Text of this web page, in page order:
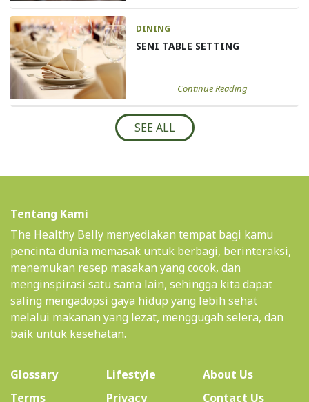
DINING
SENI TABLE SETTING
Continue Reading
SEE ALL
Tentang Kami
The Healthy Belly menyediakan tempat bagi kamu
pencinta dunia memasak untuk berbagi, berinteraksi,
menemukan resep masakan yang cocok, dan
menginspirasi satu sama lain, sehingga kita dapat
saling mengadopsi gaya hidup yang lebih sehat
melalui makanan yang lezat, menggugah selera, dan
baik untuk kesehatan.
Glossary Lifestyle About Us(current)
Terms
Privacy Contact Us